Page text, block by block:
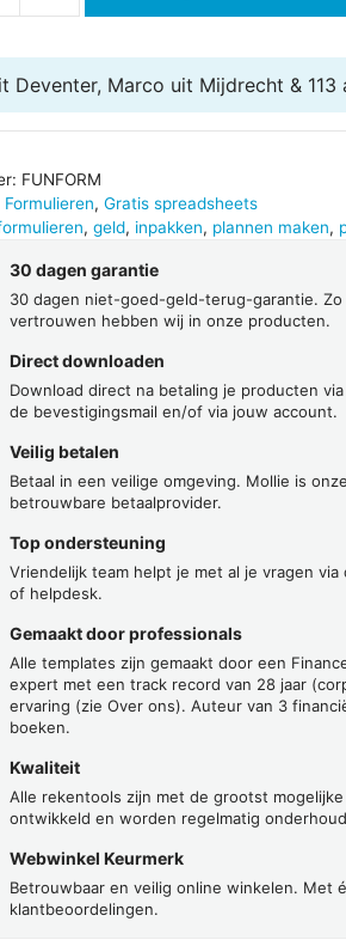
Deventer, Marco uit Mijdrecht & 113
FUNFORM
Formulieren, Gratis spreadsheets
, geld, inpakken, plannen maken,
30 dagen garantie
30 dagen niet-goed-geld-terug-garantie. Zo
vertrouwen hebben wij in onze producten.
Direct downloaden
Download direct na betaling je producten
de bevestigingsmail en/of via jouw account.
Veilig betalen
Betaal in een veilige omgeving. Mollie is onze
betrouwbare betaalprovider.
Top ondersteuning
Vriendelijk team helpt je met al je vragen via
of helpdesk.
Gemaakt door professionals
Alle templates zijn gemaakt door een
expert met een track record van 28 jaar
ervaring (zie Over ons). Auteur van 3
boeken.
Kwaliteit
Alle rekentools zijn met de grootst
ontwikkeld en worden regelmatig
Webwinkel Keurmerk
Betrouwbaar en veilig online winkelen. Met
klantbeoordelingen.